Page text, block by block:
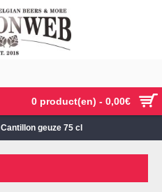
0 product(en) - 0,00€
Cantillon geuze 75 cl